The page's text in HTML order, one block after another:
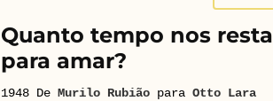
Quanto tempo nos resta
para amar?
1948 De Murilo Rubião para Otto Lara